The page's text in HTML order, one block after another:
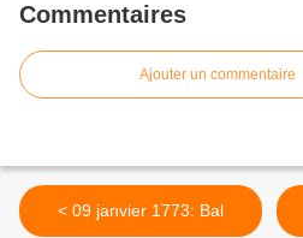
Commentaires
Ajouter un commentaire
< 09 janvier 1773: Bal